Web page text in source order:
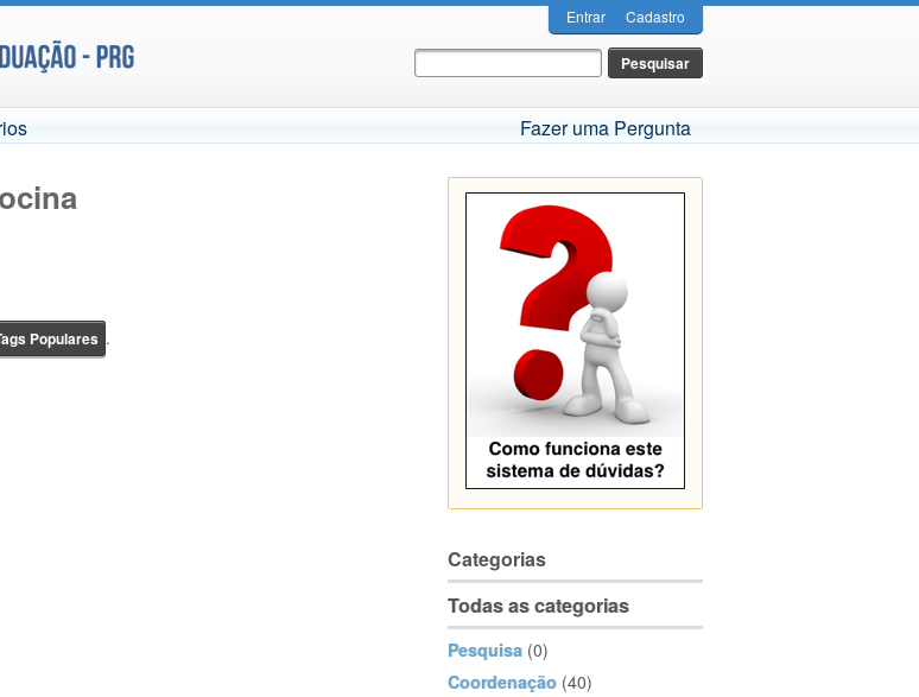
Entrar Cadastro
Fazer uma Pergunta
Populares .
Categorias
Todas as categorias
Pesquisa (0)
Coordenação (40)